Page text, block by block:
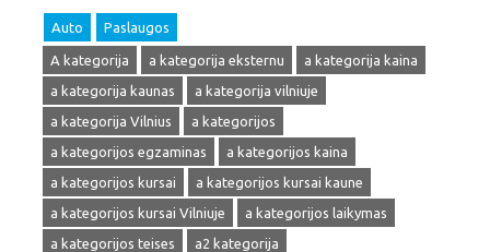
Auto Paslaugos
A kategorija a kategorija eksternu
a kategorija kaina
a kategorija kaunas
a kategorija vilniuje
a kategorija Vilnius
a kategorijos
a kategorijos egzaminas
a kategorijos kaina
a kategorijos kursai
a kategorijos kursai kaune
a kategorijos kursai Vilniuje
a kategorijos laikymas
a kategorijos teises
a2 kategorija